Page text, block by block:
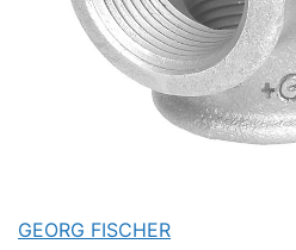
GEORG FISCHER